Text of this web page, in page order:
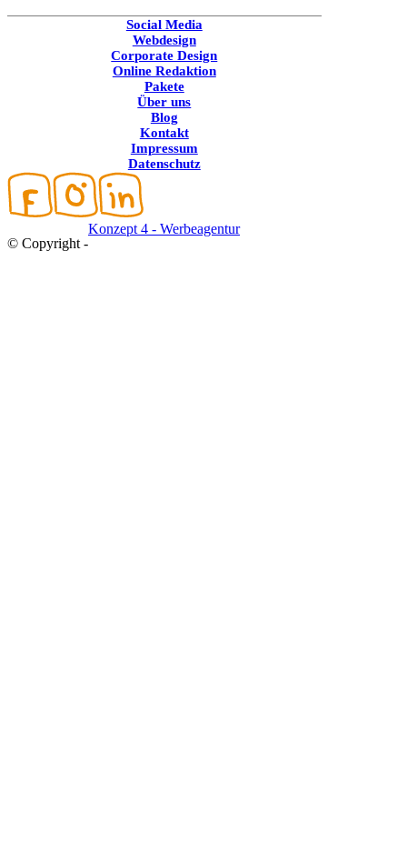
Social Media
Webdesign
Corporate Design
Online Redaktion
Pakete
Über uns
Blog
Kontakt
Impressum
Datenschutz
© Copyright -
Konzept 4 - Werbeagentur